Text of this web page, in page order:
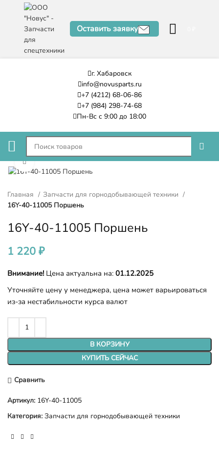
Оставить заявку
г. Хабаровск
info@novusparts.ru
+7 (4212) 68-06-86
+7 (984) 298-74-68
Пн-Вс с 9:00 до 18:00
Нажмите, чтобы увеличить
Главная
Запчасти для горнодобывающей техники
16Y-40-11005 Поршень
16Y-40-11005 Поршень
1 220 ₽
Внимание! Цена актуальна на: 01.12.2025
Уточняйте цену у менеджера, цена может варьироваться
из-за нестабильности курса валют
В КОРЗИНУ
КУПИТЬ СЕЙЧАС
Сравнить
Артикул: 16Y-40-11005
Категория: Запчасти для горнодобывающей техники